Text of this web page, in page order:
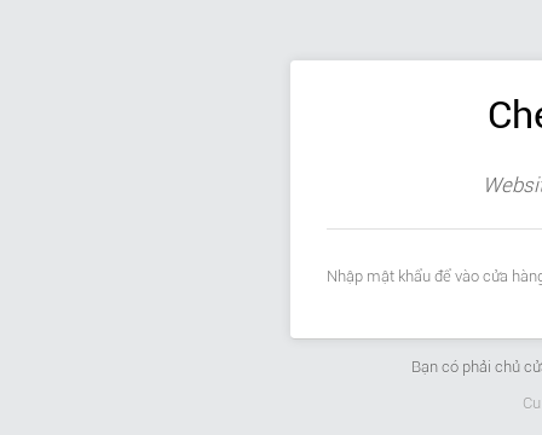
Nhập mật khẩu để vào cửa
Bạn có phải chủ